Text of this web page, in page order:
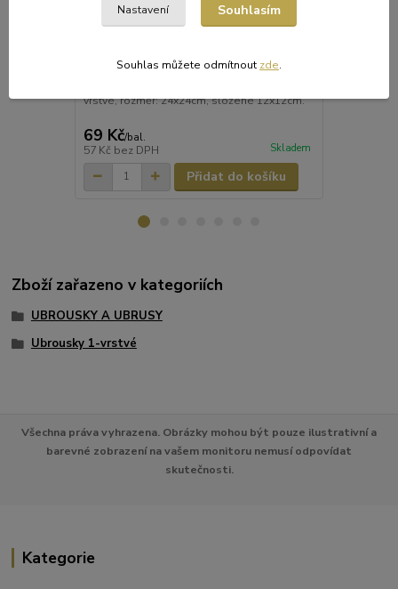
Jemné kvalitní tissue ubrousky jsou vhodné
do domácnosti i restaurací. Ubrousky jsou na
vrstvé, rozměr: 24x24cm, složené 12x12cm.
69 Kč/bal.
57 Kč bez DPH Skladem
Přidat do košíku
Zboží zařazeno v kategoriích
UBROUSKY A UBRUSY
Ubrousky 1-vrstvé
Všechna práva vyhrazena. Obrázky mohou být pouze ilustrativní a
barevné zobrazení na vašem monitoru nemusí odpovídat
skutečnosti.
Kategorie
Nastavení Souhlasím
Souhlas můžete odmítnout zde.